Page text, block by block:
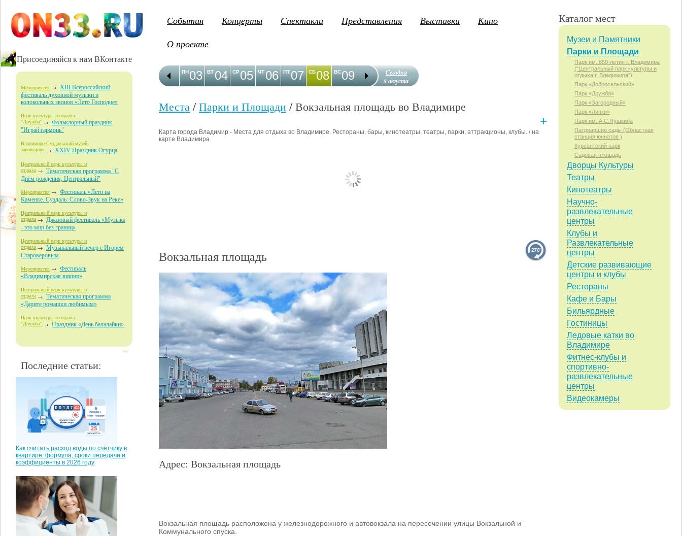
Присоединяйся к нам ВКонтакте
Мероприятия
XIII Всероссийский
фестиваль духовной музыки и
колокольных звонов «Лето Господне»
Парк культуры и отдыха
"Дружба"
Фольклорный праздник
"Играй гармонь"
Владимиро-Суздальский музей-
заповедник XXIV Праздник Огурца
Центральный парк культуры и
отдыха
Тематическая программа "С
Днём рождения, Центральный"
Мероприятия
Фестиваль «Лето на
Каменке. Суздаль: Слово-Звук на Реке»
Центральный парк культуры и
отдыха
Джазовый фестиваль «Музыка
- это мир без границ»
Центральный парк культуры и
отдыха
Музыкальный вечер с Игорем
Староверовым
Мероприятия
Фестиваль
«Владимирская вишня»
Центральный парк культуры и
отдыха
Тематическая программа
«Дарите ромашки любимым»
Парк культуры и отдыха
"Дружба" Праздник «День балалайки»
Последние статьи:
Как считать расход воды по счётчику в
квартире: формула, сроки передачи и
коэффициенты в 2026 году
События Концерты Спектакли Представления Выставки
Кино
О проекте
03
ПН 04
ВТ 05
СР 06
ЧТ 07
ПТ 08
СБ 09
ВС 10
ПН 11
ВТ 12
СР 18 19
СР 20
ЧТ 21
ПТ
Сегодня
8 августа
Места /Парки и Площади / Вокзальная площадь во Владимире
+
Карта города Владимир - Места для отдыха во Владимире. Рестораны, бары, кинотеатры, театры, парки, аттракционы, клубы. / на
карте Владимира
Вокзальная площадь
Адрес: Вокзальная площадь
Вокзальная площадь расположена у железнодорожного и автовокзала на пересечении улицы Вокзальной и
Коммунального спуска.
Каталог мест
Музеи и Памятники
Парки и Площади
Парк им. 850-летия г. Владимира
("Центральный парк культуры и
отдыха г. Владимира")
Парк «Добросельский»
Парк «Дружба»
Парк «Загородный»
Парк «Липки»
Парк им. А.С.Пушкина
Патриаршие сады (Областная
станция юннатов )
Курсантский парк
Садовая площадь
Театральная площадь
Площадь Фрунзе
Вокзальная площадь
Площадь Ленина
Площадь Победы
Дворцы Культуры
Театры
Кинотеатры
Научно-
развлекательные
центры
Клубы и
Развлекательные
центры
Детские развивающие
центры и клубы
Рестораны
Кафе и Бары
Бильярдные
Гостиницы
Ледовые катки во
Владимире
Фитнес-клубы и
спортивно-
развлекательные
центры
Видеокамеры